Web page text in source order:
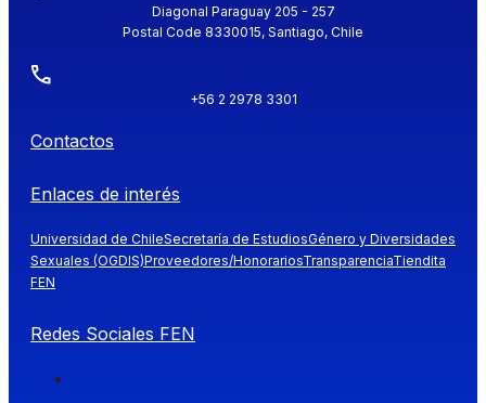
Diagonal Paraguay 205 - 257
Postal Code 8330015, Santiago, Chile
+56 2 2978 3301
Contactos
Enlaces de interés
Universidad de ChileSecretaría de EstudiosGénero y Diversidades
Sexuales (OGDIS)Proveedores/HonorariosTransparenciaTiendita
FEN
Redes Sociales FEN